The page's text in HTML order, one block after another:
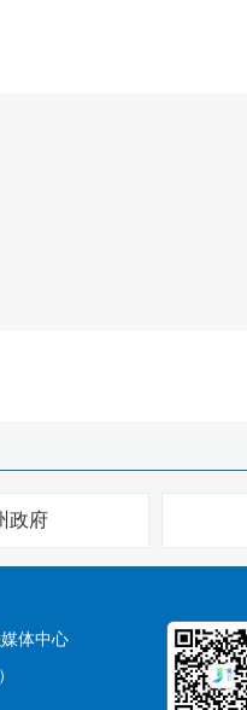
政府
体中心